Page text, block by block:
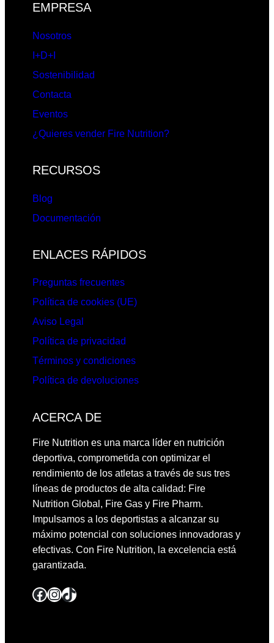
EMPRESA
Nosotros
I+D+I
Sostenibilidad
Contacta
Eventos
¿Quieres vender Fire Nutrition?
RECURSOS
Blog
Documentación
ENLACES RÁPIDOS
Preguntas frecuentes
Política de cookies (UE)
Aviso Legal
Política de privacidad
Términos y condiciones
Política de devoluciones
ACERCA DE
Fire Nutrition es una marca líder en nutrición
deportiva, comprometida con optimizar el
rendimiento de los atletas a través de sus tres
líneas de productos de alta calidad: Fire
Nutrition Global, Fire Gas y Fire Pharm.
Impulsamos a los deportistas a alcanzar su
máximo potencial con soluciones innovadoras y
efectivas. Con Fire Nutrition, la excelencia está
garantizada.
Facebook InstagramTikTok